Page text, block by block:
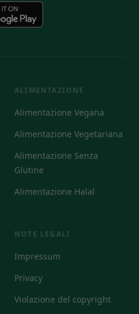
ALIMENTAZIONE
Alimentazione Vegana
Alimentazione Vegetariana
Alimentazione Senza
Glutine
Alimentazione Halal
NOTE LEGALI
Impressum
Privacy
Violazione del copyright